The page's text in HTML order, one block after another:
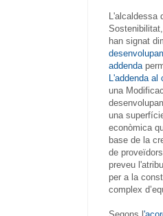
L'alcaldessa
han signat
addenda
L'addenda
una
una
econòmica
base de la
de
preveu
per a la
complex